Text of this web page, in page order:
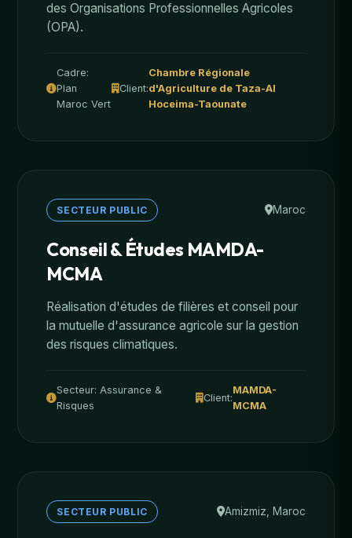
des Organisations Professionnelles Agricoles
(OPA).
Cadre:
Plan
Maroc Vert
Client:
Chambre Régionale
d'Agriculture de Taza-Al
Hoceima-Taounate
SECTEUR PUBLIC Maroc
Conseil & Études MAMDA-
MCMA
Réalisation d'études de filières et conseil pour
la mutuelle d'assurance agricole sur la gestion
des risques climatiques.
Secteur: Assurance &
Risques
Client:
MAMDA-
MCMA
SECTEUR PUBLIC Amizmiz, Maroc